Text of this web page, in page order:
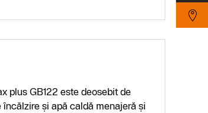
plus GB122 este deosebit de
şi apă caldă menajeră şi